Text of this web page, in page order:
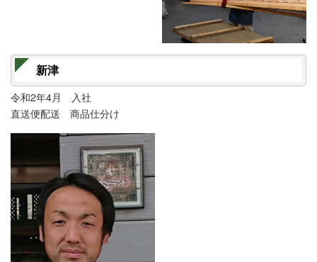
新津
令和2年4月 入社
直送便配送 商品仕分け